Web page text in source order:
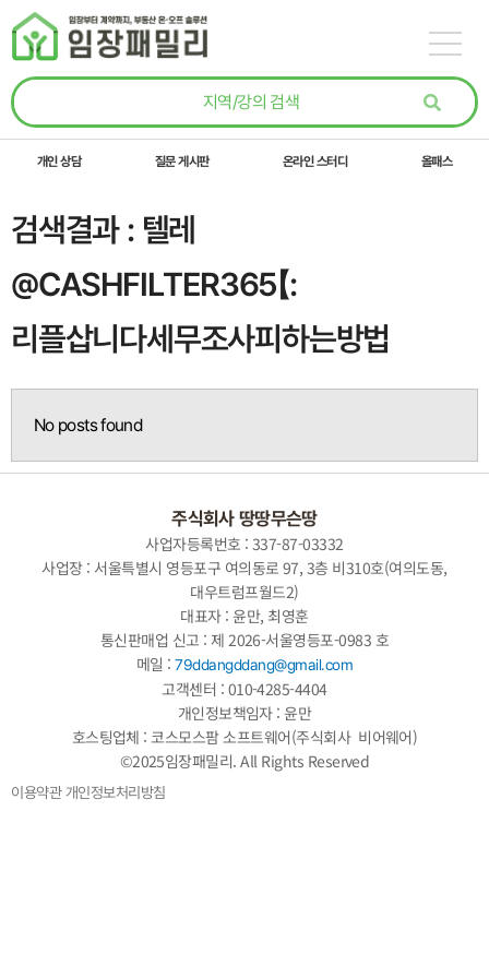
콘텐츠로
건너뛰기
개인 상담 질문 게시판 온라인 스터디 올패스
검색결과 : 텔레
@CASHFILTER365【:
리플삽니다세무조사피하는방법
No posts found
주식회사 땅땅무슨땅
사업자등록번호 : 337-87-03332
사업장 : 서울특별시 영등포구 여의동로 97, 3층 비310호(여의도동,
대우트럼프월드2)
대표자 : 윤만, 최영훈
통신판매업 신고 : 제 2026-서울영등포-0983 호
메일 :79ddangddang@gmail.com
고객센터 : 010-4285-4404
개인정보책임자 : 윤만
호스팅업체 : 코스모스팜 소프트웨어(주식회사 비어웨어)
©2025임장패밀리. All Rights Reserved
이용약관개인정보처리방침